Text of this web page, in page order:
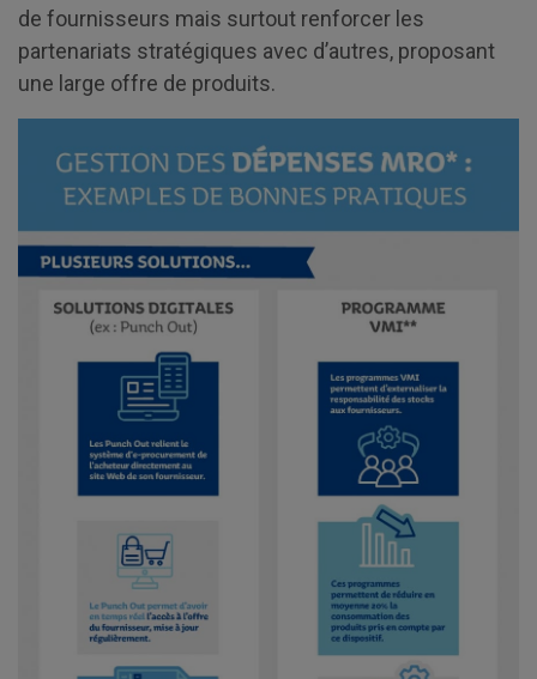
de fournisseurs mais surtout renforcer les
partenariats stratégiques avec d’autres, proposant
une large offre de produits.